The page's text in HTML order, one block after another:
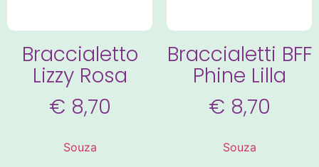
Braccialetto
Lizzy Rosa
€ 8,70
Souza
Braccialetti BFF
Phine Lilla
€ 8,70
Souza